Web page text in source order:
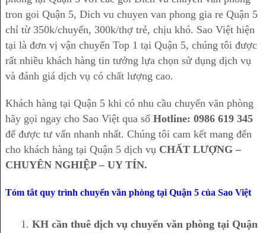
tron goi Quận 5, Dich vu chuyen van phong gia re Quận 5
chỉ từ 350k/chuyến, 300k/thợ trẻ, chịu khó. Sao Việt hiện
tại là đơn vị vận chuyển Top 1 tại Quận 5, chúng tôi được
rất nhiều khách hàng tin tưởng lựa chọn sử dụng dịch vụ
và đánh giá dịch vụ có chất lượng cao.
Khách hàng tại Quận 5 khi có nhu cầu chuyển văn phòng
hãy gọi ngay cho Sao Việt qua số Hotline: 0986 619 345
để được tư vấn nhanh nhất. Chúng tôi cam kết mang đến
cho khách hàng tại Quận 5 dịch vụ CHẤT LƯỢNG –
CHUYÊN NGHIỆP – UY TÍN.
Tóm tắt quy trình chuyển văn phòng tại Quận 5 của Sao Việt
KH cần thuê dịch vụ chuyển văn phòng tại Quận